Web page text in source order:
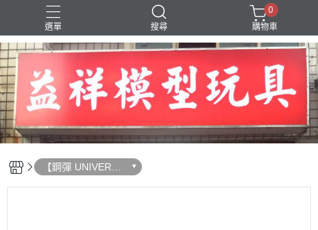
選單 搜尋
SD 三國創傑傳
0
購物車
【鋼彈 UNIVERSE
可動完成品】